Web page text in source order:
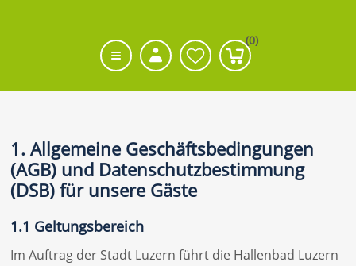
(0)
1. Allgemeine Geschäftsbedingungen
(AGB) und Datenschutzbestimmung
(DSB) für unsere Gäste
1.1 Geltungsbereich
Im Auftrag der Stadt Luzern führt die Hallenbad Luzern